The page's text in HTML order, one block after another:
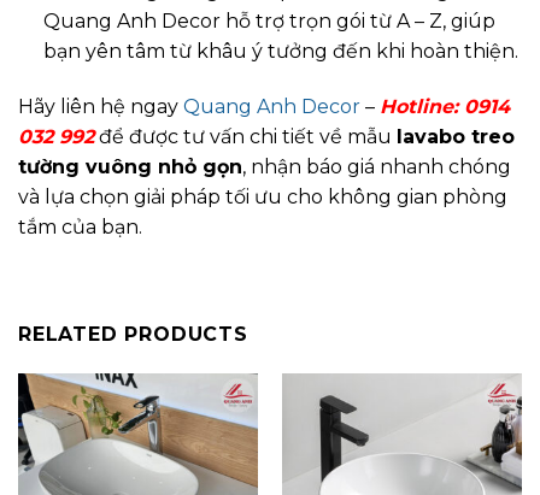
Quang Anh Decor hỗ trợ trọn gói từ A – Z, giúp
bạn yên tâm từ khâu ý tưởng đến khi hoàn thiện.
Hãy liên hệ ngay Quang Anh Decor – Hotline: 0914
032 992để được tư vấn chi tiết về mẫu lavabo treo
tường vuông nhỏ gọn, nhận báo giá nhanh chóng
và lựa chọn giải pháp tối ưu cho không gian phòng
tắm của bạn.
RELATED PRODUCTS